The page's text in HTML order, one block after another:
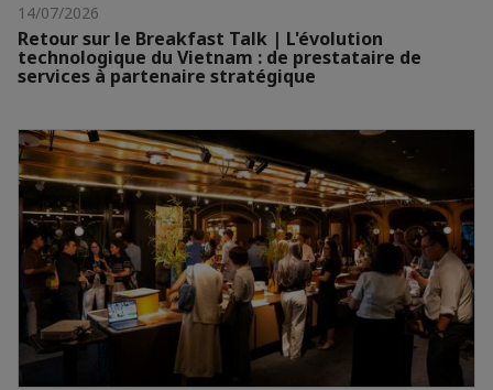
14/07/2026
Retour sur le Breakfast Talk | L'évolution
technologique du Vietnam : de prestataire de
services à partenaire stratégique